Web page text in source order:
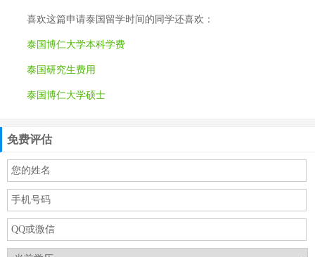
喜欢这篇申请泰国留学时间的同学还喜欢：
泰国博仁大学本科学费
泰国研究生费用
泰国博仁大学硕士
免费评估